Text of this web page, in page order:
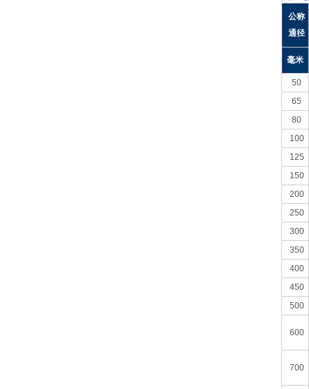
公称
通径
毫米
50
65
80
100
125
150
200
250
300
350
400
450
500
600
700